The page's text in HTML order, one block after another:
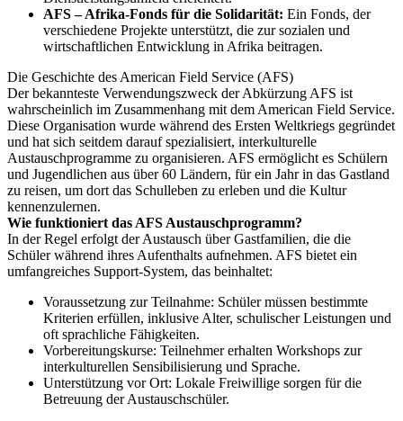
AFS – Afrika-Fonds für die Solidarität: Ein Fonds, der
verschiedene Projekte unterstützt, die zur sozialen und
wirtschaftlichen Entwicklung in Afrika beitragen.
Die Geschichte des American Field Service (AFS)
Der bekannteste Verwendungszweck der Abkürzung AFS ist
wahrscheinlich im Zusammenhang mit dem American Field Service.
Diese Organisation wurde während des Ersten Weltkriegs gegründet
und hat sich seitdem darauf spezialisiert, interkulturelle
Austauschprogramme zu organisieren. AFS ermöglicht es Schülern
und Jugendlichen aus über 60 Ländern, für ein Jahr in das Gastland
zu reisen, um dort das Schulleben zu erleben und die Kultur
kennenzulernen.
Wie funktioniert das AFS Austauschprogramm?
In der Regel erfolgt der Austausch über Gastfamilien, die die
Schüler während ihres Aufenthalts aufnehmen. AFS bietet ein
umfangreiches Support-System, das beinhaltet:
Voraussetzung zur Teilnahme: Schüler müssen bestimmte
Kriterien erfüllen, inklusive Alter, schulischer Leistungen und
oft sprachliche Fähigkeiten.
Vorbereitungskurse: Teilnehmer erhalten Workshops zur
interkulturellen Sensibilisierung und Sprache.
Unterstützung vor Ort: Lokale Freiwillige sorgen für die
Betreuung der Austauschschüler.